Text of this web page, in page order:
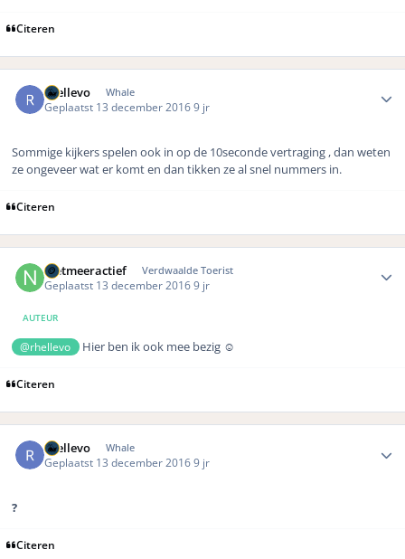
Citeren
rhellevo Whale
Geplaatst 13 december 20169 jr
Sommige kijkers spelen ook in op de 10seconde vertraging , dan weten
ze ongeveer wat er komt en dan tikken ze al snel nummers in.
Citeren
nietmeeractief Verdwaalde Toerist
Geplaatst 13 december 20169 jr
AUTEUR
@rhellevo Hier ben ik ook mee bezig ☺️
Citeren
rhellevo Whale
Geplaatst 13 december 20169 jr
?
Citeren